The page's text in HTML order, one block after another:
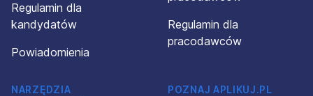
Regulamin dla
kandydatów
Powiadomienia
Regulamin dla
pracodawców
NARZĘDZIA
POZNAJ APLIKUJ.PL